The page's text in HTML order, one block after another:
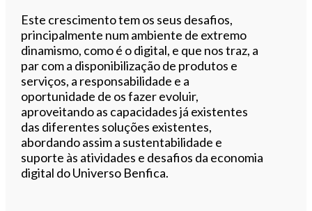
Este crescimento tem os seus desafios,
principalmente num ambiente de extremo
dinamismo, como é o digital, e que nos traz, a
par com a disponibilização de produtos e
serviços, a responsabilidade e a
oportunidade de os fazer evoluir,
aproveitando as capacidades já existentes
das diferentes soluções existentes,
abordando assim a sustentabilidade e
suporte às atividades e desafios da economia
digital do Universo Benfica.